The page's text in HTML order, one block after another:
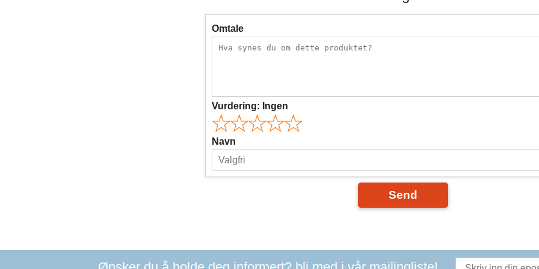
Omtale
Vurdering: Ingen
Navn
Send